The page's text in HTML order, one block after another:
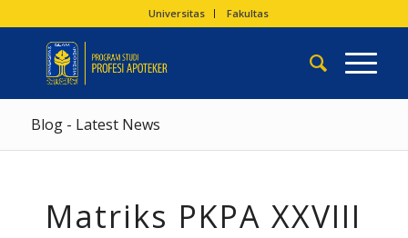
Universitas Fakultas
Blog - Latest News
Matriks PKPA XXVIII